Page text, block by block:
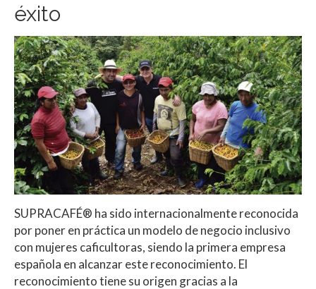
éxito
SUPRACAFÉ® ha sido internacionalmente reconocida
por poner en práctica un modelo de negocio inclusivo
con mujeres caficultoras, siendo la primera empresa
española en alcanzar este reconocimiento. El
reconocimiento tiene su origen gracias a la